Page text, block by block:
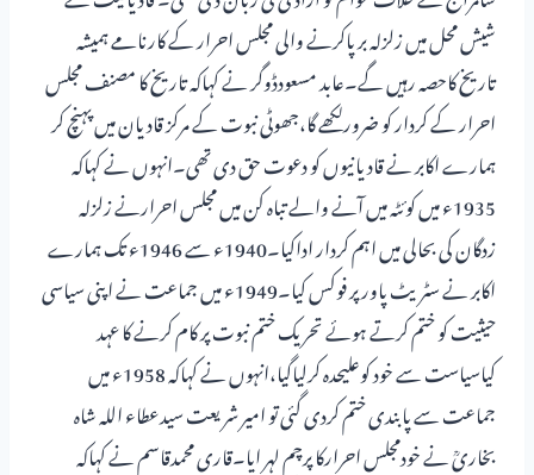
شیش محل میں زلزلہ برپاکرنے والی مجلس احرار کے کارنامے ہمیشہ
تاریخ کاحصہ رہیں گے۔عابد مسعودڈوگر نے کہاکہ تاریخ کا مصنف مجلس
احرار کے کردار کو ضرورلکھے گا،جھوٹی نبوت کے مرکز قادیان میں پہنچ کر
ہمارے اکابر نے قادیانیوں کو دعوت حق دی تھی۔انہوں نے کہاکہ
1935ء میں کوئٹہ میں آنے والے تباہ کن میں مجلس احرارنے زلزلہ
زدگان کی بحالی میں اہم کردار اداکیا۔1940ء سے 1946ء تک ہمارے
اکابر نے سٹریٹ پاور پر فوکس کیا۔1949ء میں جماعت نے اپنی سیاسی
حیثیت کو ختم کرتے ہوئے تحریک ختم نبوت پر کام کرنے کا عہد
کیاسیاست سے خود کوعلیحدہ کرلیاگیا،انہوں نے کہاکہ 1958ء میں
جماعت سے پابندی ختم کردی گئی تو امیر شریعت سیدعطاء اللہ شاہ
بخاریؒ نے خودمجلس احرارکا پرچم لہر ایا۔قاری محمدقاسم نے کہاکہ